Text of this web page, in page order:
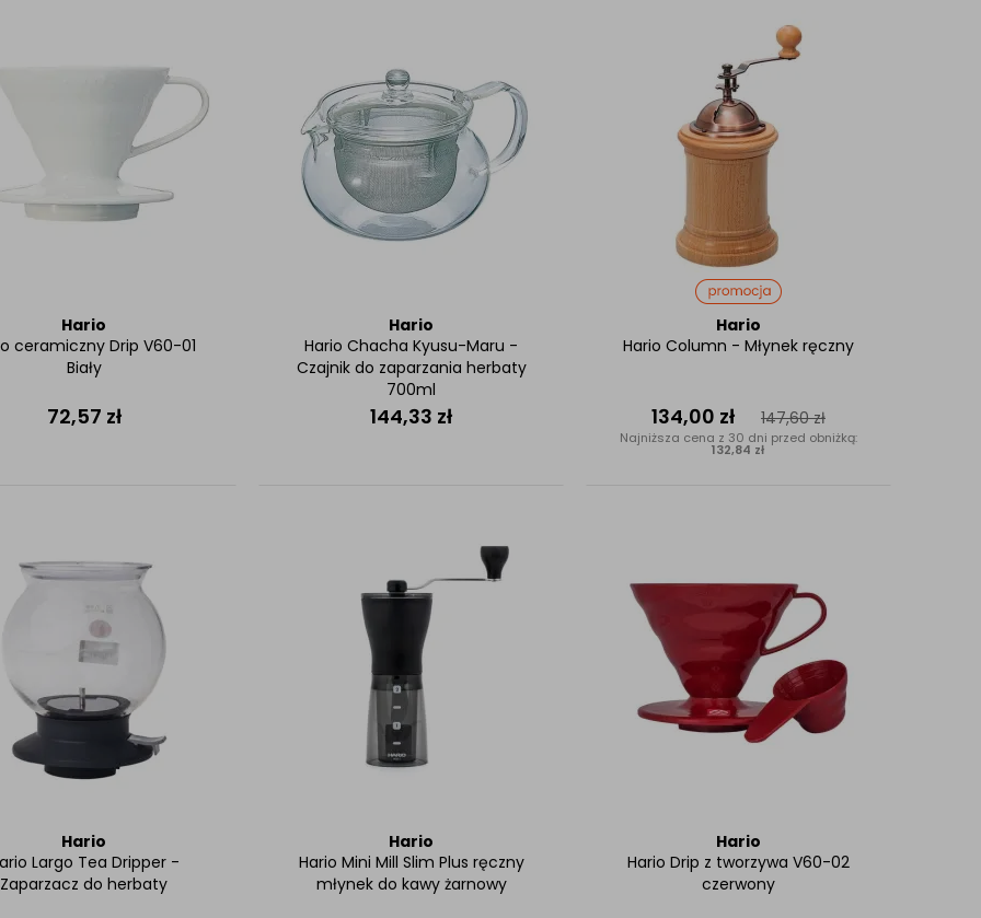
Hario
ceramiczny Drip V60-01
Biały
72,57 zł
Hario
Hario Chacha Kyusu-Maru -
Czajnik do zaparzania herbaty
700ml
144,33 zł
Hario
Hario Column - Młynek ręczny
134,00 zł 147,60zł
Najniższa cena z 30 dni przed obniżką:
132,84 zł
Hario
Largo Tea Dripper -
Zaparzacz do herbaty
Hario
Hario Mini Mill Slim Plus ręczny
młynek do kawy żarnowy
Hario
Hario Drip z tworzywa V60-02
czerwony